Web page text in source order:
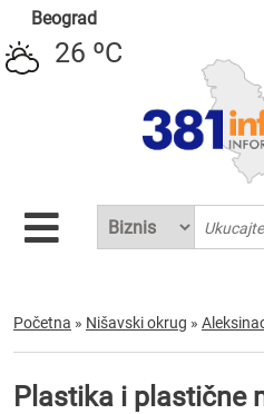
Beograd
26 ºC
Početna » Nišavski okrug »
Plastika i plastične